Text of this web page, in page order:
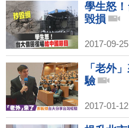
學生怒
毀損
2017-09-
「老外
驗
2017-01-